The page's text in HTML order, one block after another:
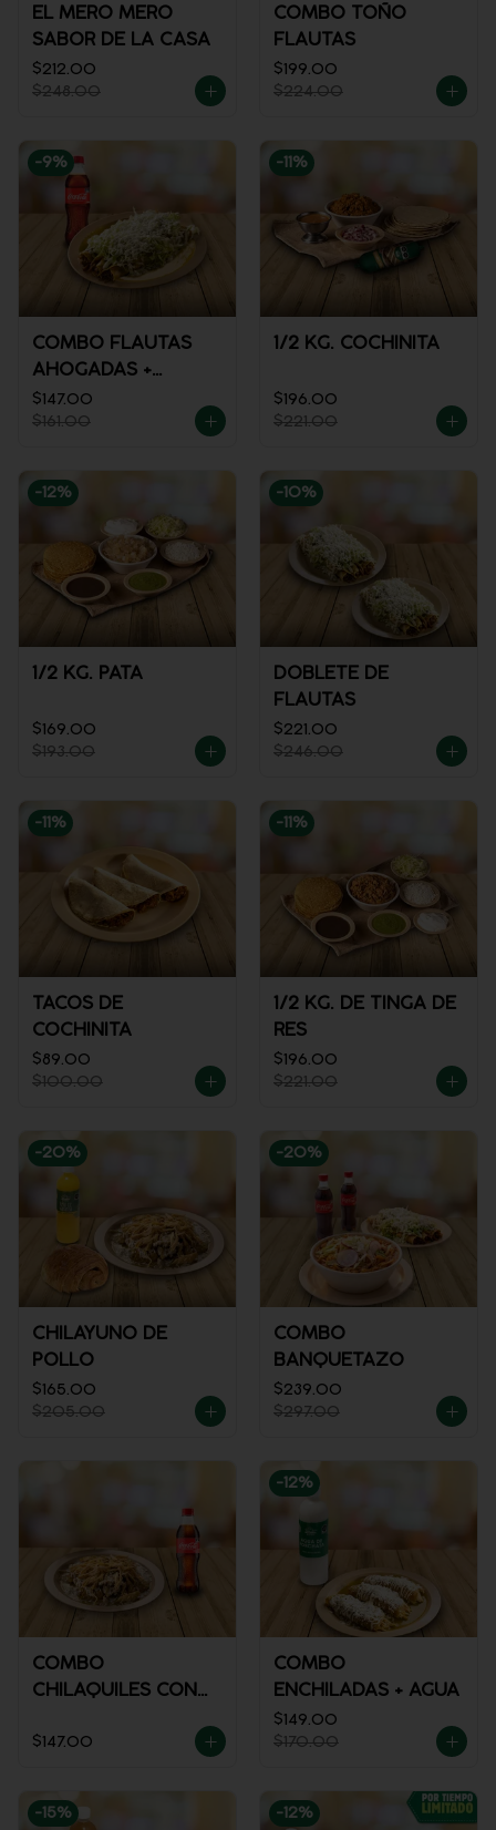
EL MERO MERO
SABOR DE LA CASA
$212.00
$248.00
COMBO TOÑO
FLAUTAS
$199.00
$224.00
-9%
COMBO FLAUTAS
AHOGADAS +
REFRESCO
$147.00
$161.00
-11 %
1/2 KG. COCHINITA
$196.00
$221.00
-12%
1/2 KG. PATA
$169.00
$193.00
-10%
DOBLETE DE
FLAUTAS
$221.00
$246.00
-11 %
TACOS DE
COCHINITA
$89.00
$100.00
-11 %
1/2 KG. DE TINGA DE
RES
$196.00
$221.00
-20%
CHILAYUNO DE
POLLO
$165.00
$205.00
-20%
COMBO
BANQUETAZO
$239.00
$297.00
COMBO
CHILAQUILES CON
$147.00
-12%
COMBO
ENCHILADAS + AGUA
$149.00
$170.00
-15% -12%